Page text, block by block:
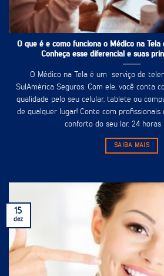
O que é e como funciona o Médico na
Conheça esse diferencial e suas
O Médico na Tela é um serviço de
SulAmérica Seguros. Com ele, você conta
qualidade pelo seu celular, tablete ou
de qualquer lugar! Conte com profissionais
conforto do seu lar, 24 horas
SAIBA MAIS
15
dez